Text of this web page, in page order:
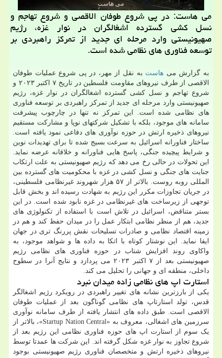
می هاست: در پی شروع طوفان الاقصی و شروع تهاجم و
نسل کشی گسترده اشغالگران در نوار غزه، رژیم
صهیونیستی وارد مرحله ای جدید از تمرکز راهبردی بر
توسعه فناوری های نظامی شده است.
به گزارش می هاست به نقل از مهر، در پی شروع عملیات طوفان
الاقصی از طرف نیروهای مقاومت فلسطین در تاریخ ۷ اکتبر ۲۰۲۳ و
شروع تهاجم و نسل کشی گسترده اشغالگران در نوار غزه، رژیم
صهیونیستی وارد مرحله ای جدید از تمرکز راهبردی بر توسعه فناوری
های نظامی شده است. این تمرکز نه تنها در چارچوب پیشرفت
سامانه های موجود، بلکه با تشکیل شرکتهای نوپا و مشارکت مستقیم
نیروهای ذخیره ارتش در حوزه نوآوری های دفاعی نمود یافته است.
ساختار فناورانه اسرائیل به سرعت بسیج شده تا برای تهدیدات نوین
و شرایط پیچیده جنگی، پاسخ هایی فناورانه و خلاقانه عرضه نماید.
این تحولات در حالی رخ می دهد که رژیم صهیونیستی به علت ارتکاب
جنایت های جنگی و نسل کشی در غزه با محکومیت های گسترده بین
المللی روبه روست. بالاتر از ۵۷ هزار شهروند غیرنظامی فلسطینی،
در جریان تجاوزات مکرر این رژیم به شهادت رسیده اند و بخش قابل
توجهی از زیرساخت های غیرنظامی در غزه نابود شده است. در این
بستر متناقض، اسرائیل در تلاش است با استفاده از تکنولوژی های
جدید، هم از منظر نظامی ابتکار عمل را در میدان حفظ کند و هم در
زمینه اقتصاد نظامی و صادرات تسلیحات نقش پررنگ تری در جهان
ایفا نماید. این نوشتار کوتاه با اتکا به داده ها و شواهد موجود، به
واکاوی روند افزایش شتاب در حوزه فناوری های نظامی رژیم
صهیونیستی بعد از ۷ اکتبر ۲۰۲۳ می پردازد و نتایج آنرا در سطوح
داخلی، منطقه ای و جهانی را تحلیل می کند.
استارت اپ های نظامی زاده میدان نبرد
یکی از بارزترین نشانه های تغییر راهبردی در رویکرد رژیم اشغالگر
قدس، تولد استارتاپ های نظامی گوناگون بعد از عملیات طوفان
الاقصی است. طبق داده های انتشار یافته از طرف سامانه نوآوری
سرزمین های اشغالی، معروف به «Startup Nation Central»، بالاتر از
یک سوم از استارت اپ های حوزه فناوری نظامی این رژیم بعد از
شروع تجاوز به نوار غزه شکل گرفته اند. این شرکت ها عمدتا توسط
نیروهای ذخیره ارتش و متخصصان فناوری رژیم صهیونیستی بوجود